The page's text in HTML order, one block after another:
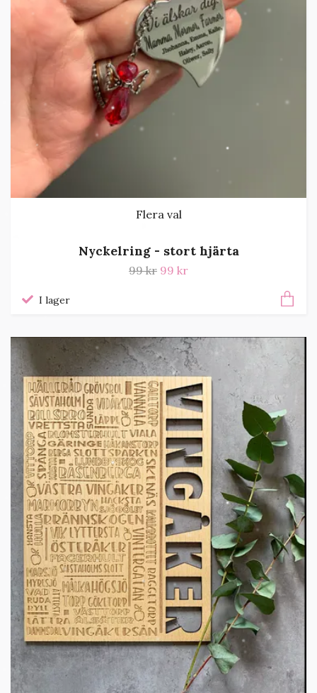
Flera val
Nyckelring - stort hjärta
99 kr 99 kr
I lager